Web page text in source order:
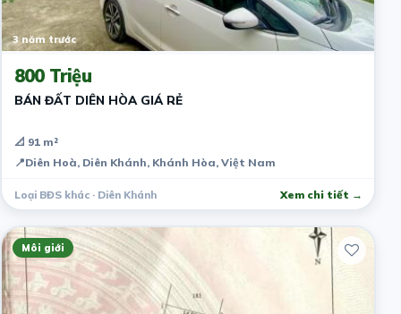
3 năm trước
800 Triệu
BÁN ĐẤT DIÊN HÒA GIÁ RẺ
📐 91 m²
📍Diên Hoà, Diên Khánh, Khánh Hòa, Việt Nam
Loại BĐS khác · Diên Khánh Xem chi tiết →
Môi giới